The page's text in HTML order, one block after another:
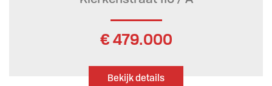
€ 479.000
Bekijk details